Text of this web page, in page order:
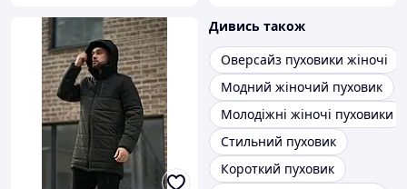
Дивись також
Оверсайз пуховики жіночі
Модний жіночий пуховик
Молодіжні жіночі пуховики
Стильний пуховик
Короткий пуховик